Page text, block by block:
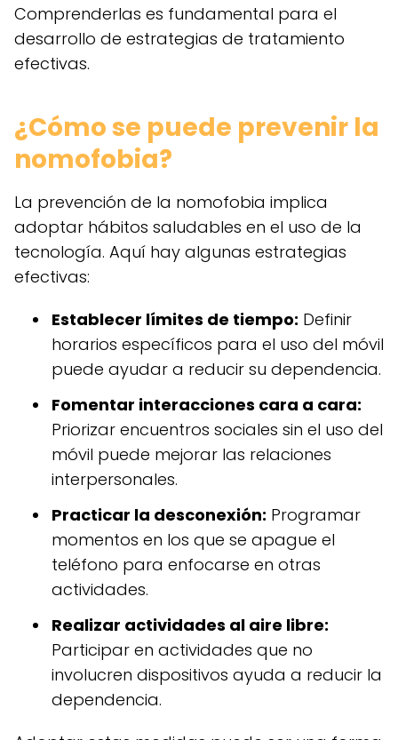
Comprenderlas es fundamental para el
desarrollo de estrategias de tratamiento
efectivas.
¿Cómo se puede prevenir la
nomofobia?
La prevención de la nomofobia implica
adoptar hábitos saludables en el uso de la
tecnología. Aquí hay algunas estrategias
efectivas:
Establecer límites de tiempo: Definir
horarios específicos para el uso del móvil
puede ayudar a reducir su dependencia.
Fomentar interacciones cara a cara:
Priorizar encuentros sociales sin el uso del
móvil puede mejorar las relaciones
interpersonales.
Practicar la desconexión: Programar
momentos en los que se apague el
teléfono para enfocarse en otras
actividades.
Realizar actividades al aire libre:
Participar en actividades que no
involucren dispositivos ayuda a reducir la
dependencia.